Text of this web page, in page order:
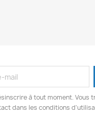
à tout moment. Vous
dans les conditions